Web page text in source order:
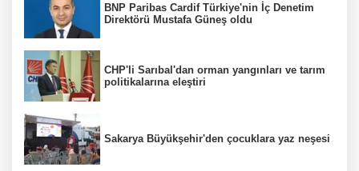
BNP Paribas Cardif Türkiye'nin İç Denetim
Direktörü Mustafa Güneş oldu
CHP'li Sarıbal'dan orman yangınları ve tarım
politikalarına eleştiri
Sakarya Büyükşehir'den çocuklara yaz neşesi